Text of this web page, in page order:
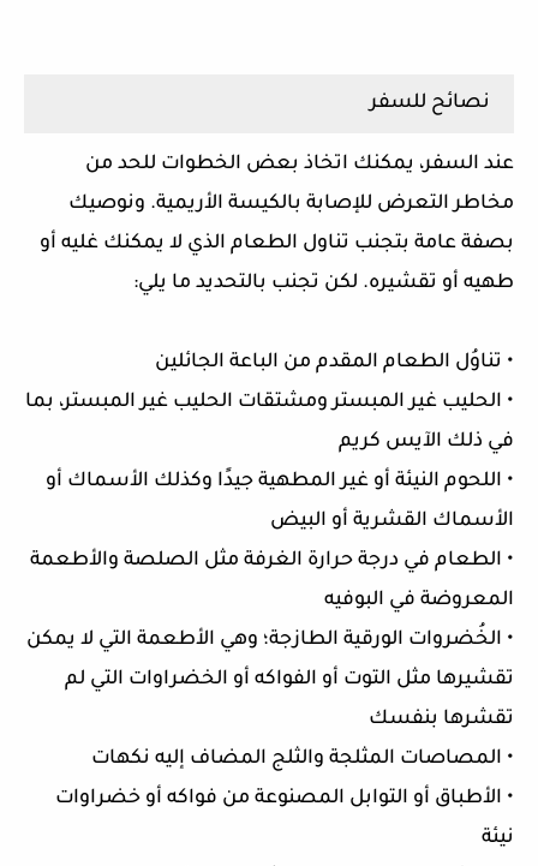
نصائح للسفر
عند السفر، يمكنك اتخاذ بعض الخطوات للحد من
مخاطر التعرض للإصابة بالكيسة الأريمية. ونوصيك
بصفة عامة بتجنب تناول الطعام الذي لا يمكنك غليه أو
طهيه أو تقشيره. لكن تجنب بالتحديد ما يلي:
• تناوُل الطعام المقدم من الباعة الجائلين
• الحليب غير المبستر ومشتقات الحليب غير المبستر، بما
في ذلك الآيس كريم
• اللحوم النيئة أو غير المطهية جيدًا وكذلك الأسماك أو
الأسماك القشرية أو البيض
• الطعام في درجة حرارة الغرفة مثل الصلصة والأطعمة
المعروضة في البوفيه
• الخُضروات الورقية الطازجة؛ وهي الأطعمة التي لا يمكن
تقشيرها مثل التوت أو الفواكه أو الخضراوات التي لم
تقشرها بنفسك
• المصاصات المثلجة والثلج المضاف إليه نكهات
• الأطباق أو التوابل المصنوعة من فواكه أو خضراوات
نيئة